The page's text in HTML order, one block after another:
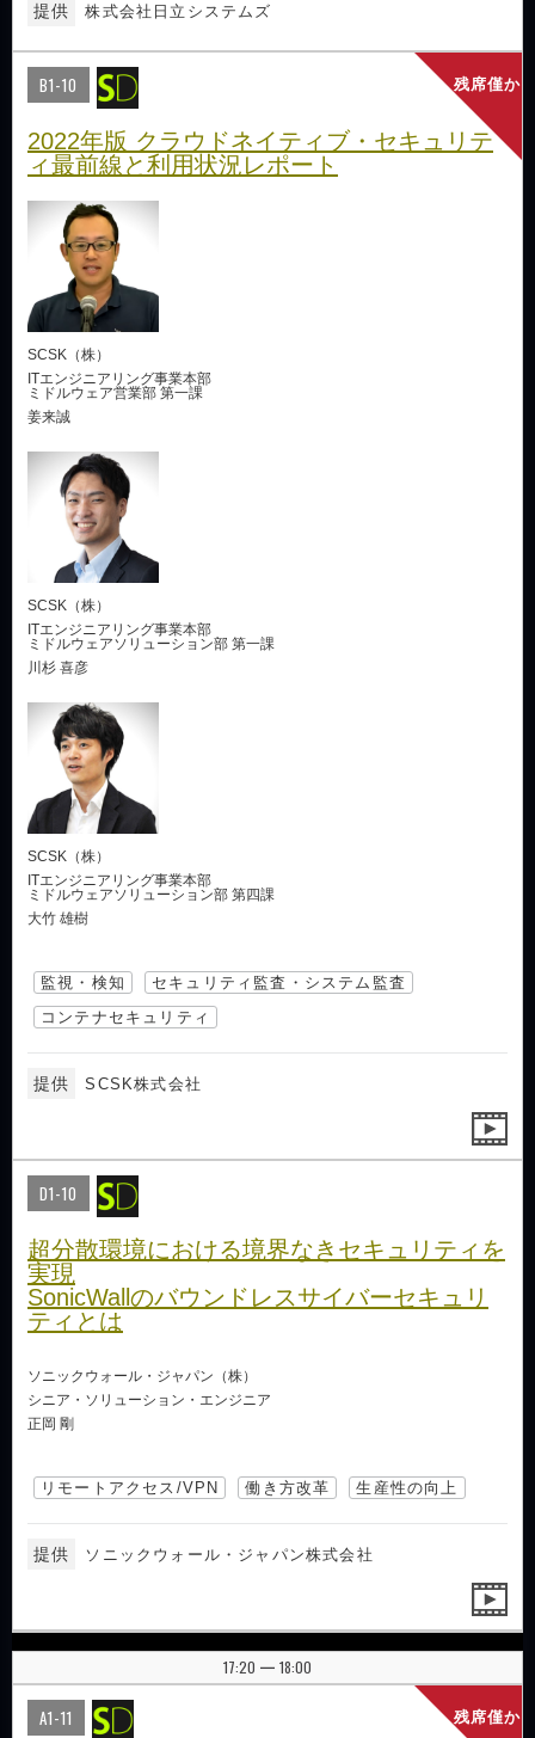
提供 株式会社日立システムズ
残席僅か
B1-10
2022年版 クラウドネイティブ・セキュリテ
ィ最前線と利用状況レポート
SCSK（株）
ITエンジニアリング事業本部
ミドルウェア営業部 第一課
姜来誠
SCSK（株）
ITエンジニアリング事業本部
ミドルウェアソリューション部 第一課
川杉 喜彦
SCSK（株）
ITエンジニアリング事業本部
ミドルウェアソリューション部 第四課
大竹 雄樹
監視・検知
セキュリティ監査・システム監査
コンテナセキュリティ
提供 SCSK株式会社
D1-10
超分散環境における境界なきセキュリティを
実現
SonicWallのバウンドレスサイバーセキュリ
ティとは
ソニックウォール・ジャパン（株）
シニア・ソリューション・エンジニア
正岡 剛
リモートアクセス/VPN 働き方改革 生産性の向上
提供 ソニックウォール・ジャパン株式会社
17:20 | 18:00
残席僅か
A1-11